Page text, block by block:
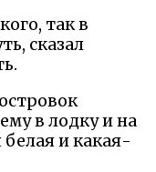
так в
сказал
в лодку и на
белая и какая-